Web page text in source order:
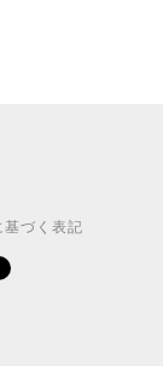
基づく表記